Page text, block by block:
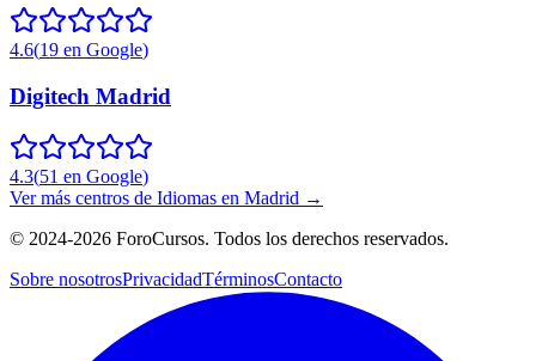
4.6(19 en Google)
Digitech Madrid
4.3(51 en Google)
Ver más centros de Idiomas en Madrid →
© 2024-2026 ForoCursos. Todos los derechos reservados.
Sobre nosotrosPrivacidadTérminosContacto